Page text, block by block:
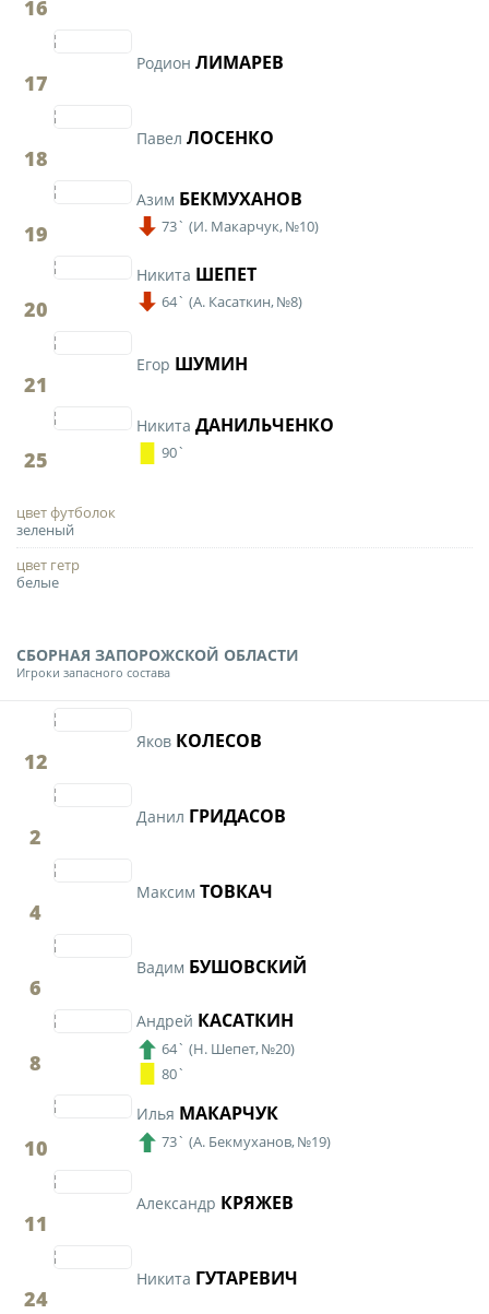
16
17
Родион ЛИМАРЕВ
18
Павел ЛОСЕНКО
19
Азим БЕКМУХАНОВ
73` (И. Макарчук, №10)
20
Никита ШЕПЕТ
64` (А. Касаткин, №8)
21
Егор ШУМИН
25
Никита ДАНИЛЬЧЕНКО
90`
цвет футболок
зеленый
цвет гетр
белые
СБОРНАЯ ЗАПОРОЖСКОЙ ОБЛАСТИ
Игроки запасного состава
12
Яков КОЛЕСОВ
2
Данил ГРИДАСОВ
4
Максим ТОВКАЧ
6
Вадим БУШОВСКИЙ
8
Андрей КАСАТКИН
64` (Н. Шепет, №20)
80`
10
Илья МАКАРЧУК
73` (А. Бекмуханов, №19)
11
Александр КРЯЖЕВ
24
Никита ГУТАРЕВИЧ